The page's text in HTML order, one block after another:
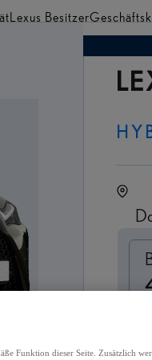
Lexus Besitzer
Funktion dieser Seite. Zusätzlich